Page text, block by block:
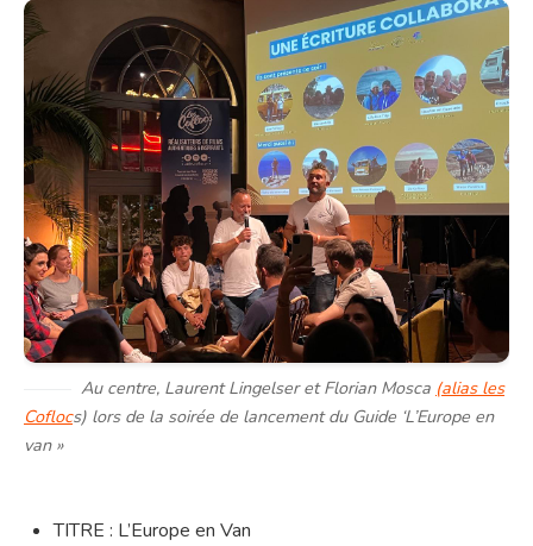
Au centre, Laurent Lingelser et Florian Mosca (alias les
Coflocs) lors de la soirée de lancement du Guide ‘L’Europe en
van »
TITRE : L’Europe en Van